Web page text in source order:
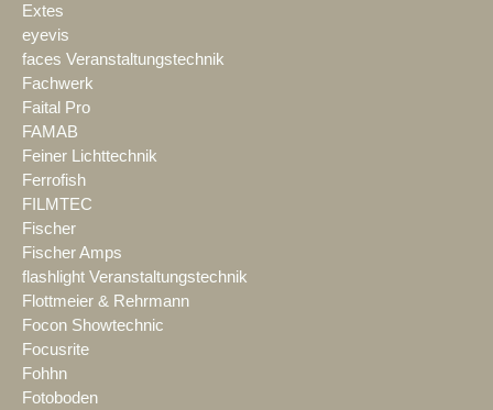
Extes
eyevis
faces Veranstaltungstechnik
Fachwerk
Faital Pro
FAMAB
Feiner Lichttechnik
Ferrofish
FILMTEC
Fischer
Fischer Amps
flashlight Veranstaltungstechnik
Flottmeier & Rehrmann
Focon Showtechnic
Focusrite
Fohhn
Fotoboden